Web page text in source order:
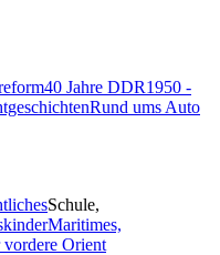
40 Jahre DDR1950 -
Rund ums Auto
Schule,
Maritimes,
vordere Orient